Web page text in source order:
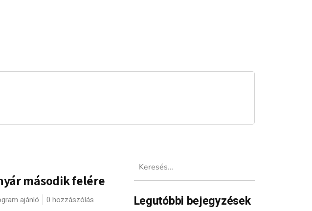
második felére
ajánló 0 hozzászólás Legutóbbi bejegyzések